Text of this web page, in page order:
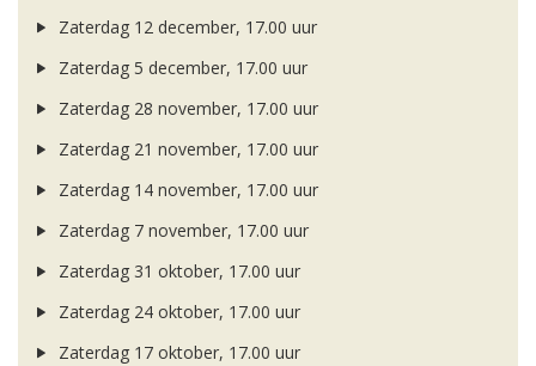
Zaterdag 12 december, 17.00 uur
Zaterdag 5 december, 17.00 uur
Zaterdag 28 november, 17.00 uur
Zaterdag 21 november, 17.00 uur
Zaterdag 14 november, 17.00 uur
Zaterdag 7 november, 17.00 uur
Zaterdag 31 oktober, 17.00 uur
Zaterdag 24 oktober, 17.00 uur
Zaterdag 17 oktober, 17.00 uur